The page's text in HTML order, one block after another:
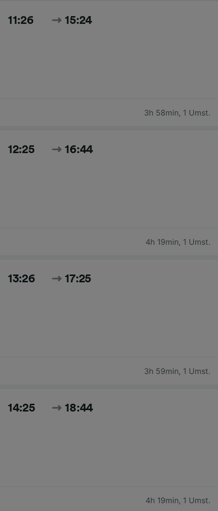
11:26 15:24
3h 58min, 1 Umst.
12:25 16:44
4h 19min, 1 Umst.
13:26 17:25
3h 59min, 1 Umst.
14:25 18:44
4h 19min, 1 Umst.